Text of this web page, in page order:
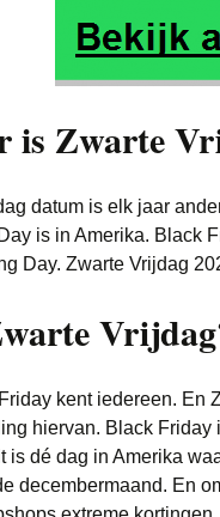
Vakantie & Dagje Weg
Wonen
Witgoed
is Zwarte
datum is elk jaar
is in Amerika. Black
Day. Zwarte Vrijdag
kent iedereen. En
hiervan. Black
is dé dag in Amerika
decembermaand. En